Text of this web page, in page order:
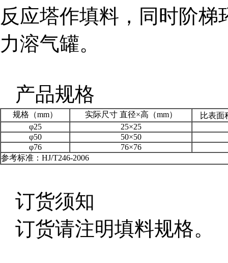
反应塔作填料，同时阶
力溶气罐。
产品规格
规格（mm） 实际尺寸 直径×高（mm）
比表面
φ25
25×25
φ50
50×50
φ76
76×76
参考标准：HJ/T246-2006
订货须知
订货请注明填料规格。